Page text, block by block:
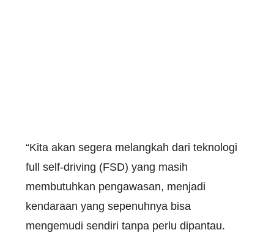
“Kita akan segera melangkah dari teknologi
full self-driving (FSD) yang masih
membutuhkan pengawasan, menjadi
kendaraan yang sepenuhnya bisa
mengemudi sendiri tanpa perlu dipantau.